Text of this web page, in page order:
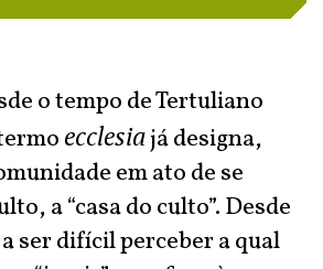
o tempo de Tertuliano
ecclesiajá designa,
em ato de se
a “casa do culto”. Desde
ser difícil perceber a qual